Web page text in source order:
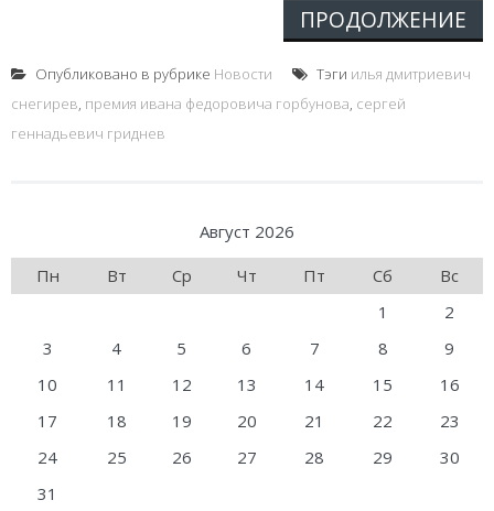
ПРОДОЛЖЕНИЕ
Опубликовано в рубрике Новости Тэги илья дмитриевич
снегирев, премия ивана федоровича горбунова, сергей
геннадьевич гриднев
Август 2026
Пн
Вт Ср Чт Пт Сб
Вс
1
2
3
4 5 6 7 8
9
10
11 12 13 14 15
16
17
18 19 20 21 22
23
24
25 26 27 28 29
30
31